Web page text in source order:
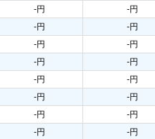
-円
-円
-円
-円
-円
-円
-円
-円
-円
-円
-円
-円
-円
-円
-円
-円